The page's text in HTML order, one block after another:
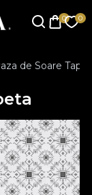
de Soare